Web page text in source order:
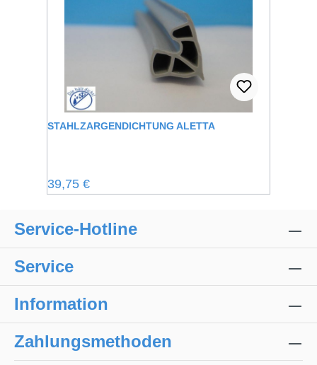
STAHLZARGENDICHTUNG ALETTA
Regulärer Preis:
39,75 €
Service-Hotline
Service
Information
Zahlungsmethoden